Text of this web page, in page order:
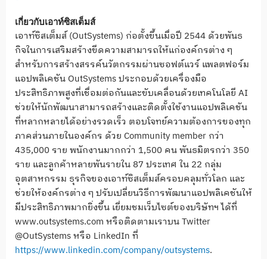
เกี่ยวกับเอาท์ซิสเต็มส์
เอาท์ซิสเต็มส์ (OutSystems) ก่อตั้งขึ้นเมื่อปี 2544 ด้วยพันธ
กิจในการเสริมสร้างขีดความสามารถให้แก่องค์กรต่าง ๆ
สำหรับการสร้างสรรค์นวัตกรรมผ่านซอฟต์แวร์ แพลตฟอร์ม
แอปพลิเคชัน OutSystems ประกอบด้วยเครื่องมือ
ประสิทธิภาพสูงที่เชื่อมต่อกันและขับเคลื่อนด้วยเทคโนโลยี AI
ช่วยให้นักพัฒนาสามารถสร้างและติดตั้งใช้งานแอปพลิเคชัน
ที่หลากหลายได้อย่างรวดเร็ว ตอบโจทย์ความต้องการของทุก
ภาคส่วนภายในองค์กร ด้วย Community member กว่า
435,000 ราย พนักงานมากกว่า 1,500 คน พันธมิตรกว่า 350
ราย และลูกค้าหลายพันรายใน 87 ประเทศ ใน 22 กลุ่ม
อุตสาหกรรม ธุรกิจของเอาท์ซิสเต็มส์ครอบคลุมทั่วโลก และ
ช่วยให้องค์กรต่าง ๆ ปรับเปลี่ยนวิธีการพัฒนาแอปพลิเคชันให้
มีประสิทธิภาพมากยิ่งขึ้น เยี่ยมชมเว็บไซต์ของบริษัทฯ ได้ที่
www.outsystems.com หรือติดตามเราบน Twitter
@OutSystems หรือ LinkedIn ที่
https://www.linkedin.com/company/outsystems.